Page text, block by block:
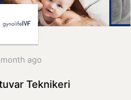
ago
Teknikeri